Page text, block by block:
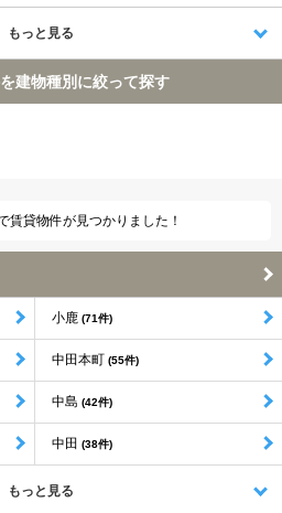
もっと見る
建物種別に絞って探す
賃貸物件が見つかりました！
小鹿 (71件)
中田本町 (55件)
中島 (42件)
中田 (38件)
もっと見る